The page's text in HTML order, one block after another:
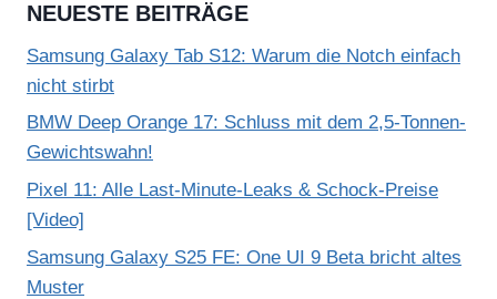
NEUESTE BEITRÄGE
Samsung Galaxy Tab S12: Warum die Notch einfach
nicht stirbt
BMW Deep Orange 17: Schluss mit dem 2,5-Tonnen-
Gewichtswahn!
Pixel 11: Alle Last-Minute-Leaks & Schock-Preise
[Video]
Samsung Galaxy S25 FE: One UI 9 Beta bricht altes
Muster